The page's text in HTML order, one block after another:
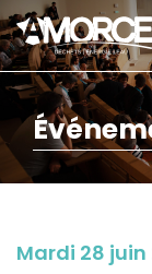
Mardi 28 juin